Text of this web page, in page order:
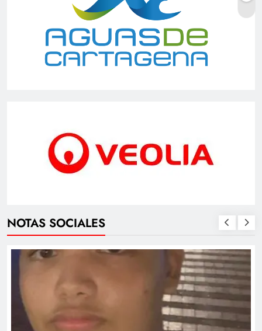
NOTAS SOCIALES